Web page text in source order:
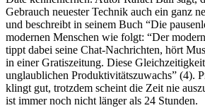
Gebrauch neuester Technik auch ein ganz
und beschreibt in seinem Buch “Die
modernen Menschen wie folgt: “Der
tippt dabei seine Chat-Nachrichten, hört
in einer Gratiszeitung. Diese
unglaublichen Produktivitätszuwachs” (4).
klingt gut, trotzdem scheint die Zeit nie
ist immer noch nicht länger als 24 Stunden.